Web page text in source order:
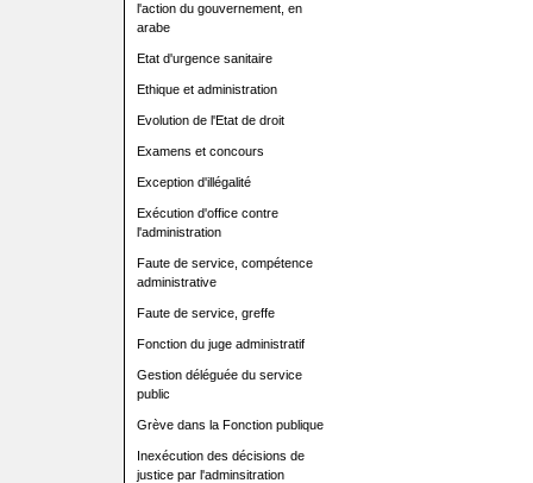
l'action du gouvernement, en
arabe
Etat d'urgence sanitaire
Ethique et administration
Evolution de l'Etat de droit
Examens et concours
Exception d'illégalité
Exécution d'office contre
l'administration
Faute de service, compétence
administrative
Faute de service, greffe
Fonction du juge administratif
Gestion déléguée du service
public
Grève dans la Fonction publique
Inexécution des décisions de
justice par l'adminsitration